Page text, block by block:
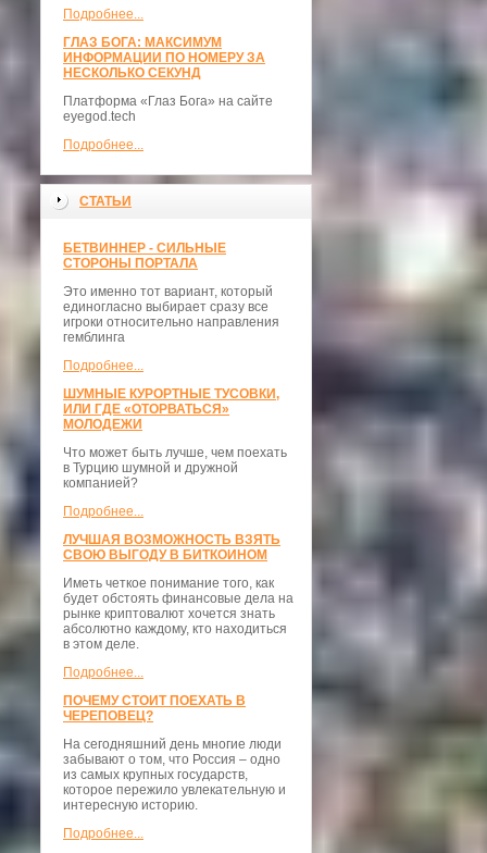
Подробнее...
ГЛАЗ БОГА: МАКСИМУМ
ИНФОРМАЦИИ ПО НОМЕРУ ЗА
НЕСКОЛЬКО СЕКУНД
Платформа «Глаз Бога» на сайте
eyegod.tech
Подробнее...
СТАТЬИ
БЕТВИННЕР - СИЛЬНЫЕ
СТОРОНЫ ПОРТАЛА
Это именно тот вариант, который
единогласно выбирает сразу все
игроки относительно направления
гемблинга
Подробнее...
ШУМНЫЕ КУРОРТНЫЕ ТУСОВКИ,
ИЛИ ГДЕ «ОТОРВАТЬСЯ»
МОЛОДЕЖИ
Что может быть лучше, чем поехать
в Турцию шумной и дружной
компанией?
Подробнее...
ЛУЧШАЯ ВОЗМОЖНОСТЬ ВЗЯТЬ
СВОЮ ВЫГОДУ В БИТКОИНОМ
Иметь четкое понимание того, как
будет обстоять финансовые дела на
рынке криптовалют хочется знать
абсолютно каждому, кто находиться
в этом деле.
Подробнее...
ПОЧЕМУ СТОИТ ПОЕХАТЬ В
ЧЕРЕПОВЕЦ?
На сегодняшний день многие люди
забывают о том, что Россия – одно
из самых крупных государств,
которое пережило увлекательную и
интересную историю.
Подробнее...